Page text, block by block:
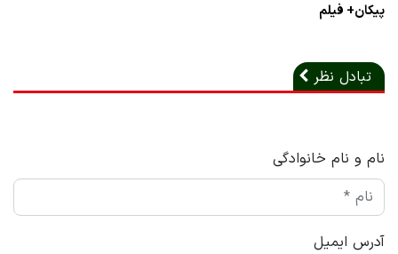
پیکان+ فیلم
تبادل نظر
نام و نام خانوادگی
آدرس ایمیل